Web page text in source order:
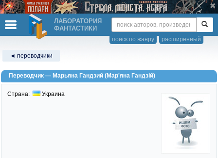
ЛАБОРАТОРИЯ
ФАНТАСТИКИ
расширенный
поиск по жанру
◄ переводчики
Переводчик — Марьяна Гандзий (Мар'яна Гандзій)
Страна: Украина